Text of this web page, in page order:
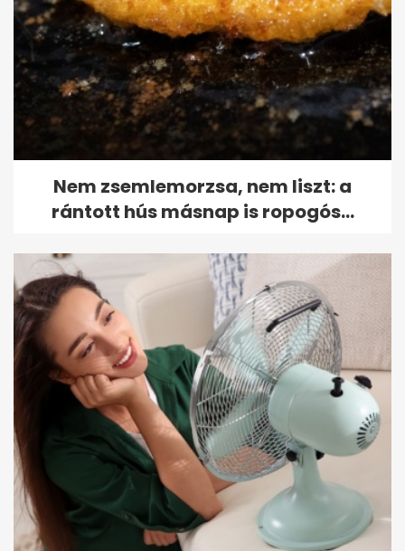
Nem zsemlemorzsa, nem liszt: a
rántott hús másnap is ropogós...